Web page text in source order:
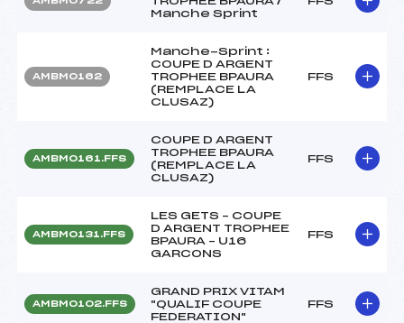
Manche Sprint
AMBM0162
Manche-Sprint :
COUPE D ARGENT
TROPHEE BPAURA
(REMPLACE LA
CLUSAZ)
FFS
AMBM0161.FFS
COUPE D ARGENT
TROPHEE BPAURA
(REMPLACE LA
CLUSAZ)
FFS
AMBM0131.FFS
LES GETS – COUPE
D ARGENT TROPHEE
BPAURA – U16
GARCONS
FFS
AMBM0102.FFS
GRAND PRIX VITAM
"QUALIF COUPE
FEDERATION"
FFS